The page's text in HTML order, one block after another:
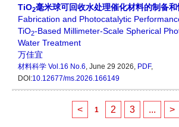
TiO2毫米球可回收水处理催化材料的制备
Fabrication and Photocatalytic
TiO2-Based Millimeter-Scale Spherical
Water Treatment
万佳宜
材料科学 Vol.16 No.6, June 29 2026, PDF,
DOI:10.12677/ms.2026.166149
< 1 2 3 ... >